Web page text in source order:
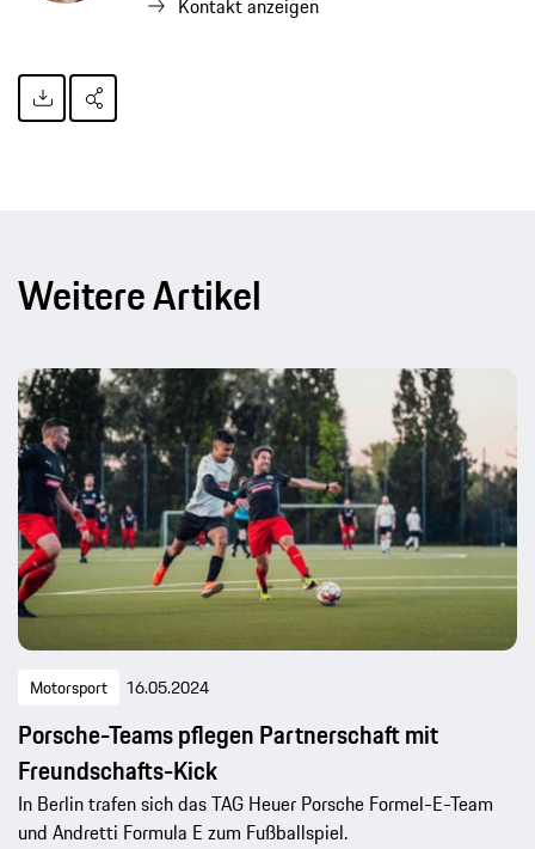
Kontakt anzeigen
Weitere Artikel
Motorsport 16.05.2024
Porsche-Teams pflegen Partnerschaft mit
Freundschafts-Kick
In Berlin trafen sich das TAG Heuer Porsche Formel-E-Team
und Andretti Formula E zum Fußballspiel.